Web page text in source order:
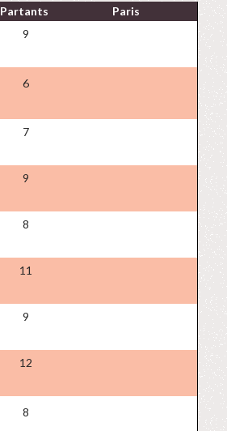
Partants
Paris
9
6
7
9
8
11
9
12
8